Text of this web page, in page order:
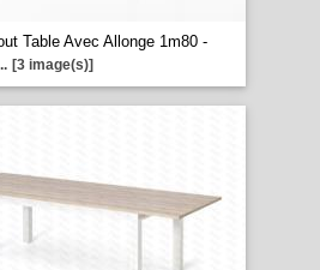
Table Avec Allonge 1m80 -
[3 image(s)]